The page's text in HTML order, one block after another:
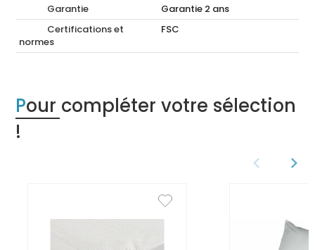
Garantie
Garantie 2 ans
Certifications et
normes
FSC
Pour compléter votre sélection
!